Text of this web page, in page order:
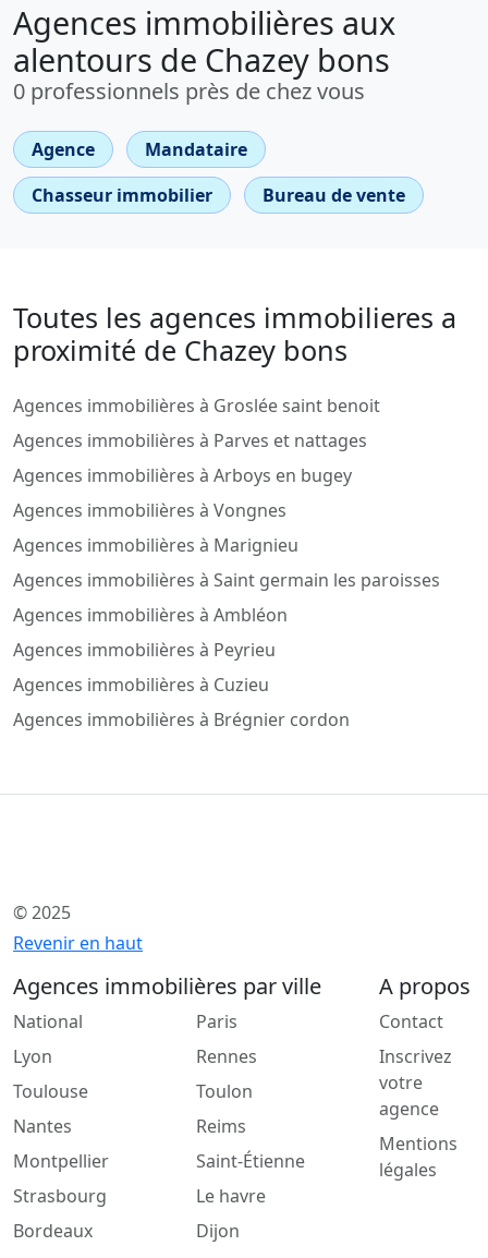
Agences immobilières aux
alentours de Chazey bons
0 professionnels près de chez vous
Agence
Mandataire
Chasseur immobilier
Bureau de vente
Toutes les agences immobilieres a
proximité de Chazey bons
Agences immobilières à Groslée saint benoit
Agences immobilières à Parves et nattages
Agences immobilières à Arboys en bugey
Agences immobilières à Vongnes
Agences immobilières à Marignieu
Agences immobilières à Saint germain les paroisses
Agences immobilières à Ambléon
Agences immobilières à Peyrieu
Agences immobilières à Cuzieu
Agences immobilières à Brégnier cordon
© 2025
Revenir en haut
Agences immobilières par ville
National
Lyon
Toulouse
Nantes
Montpellier
Strasbourg
Bordeaux
Paris
Rennes
Toulon
Reims
Saint-Étienne
Le havre
Dijon
A propos
Contact
Inscrivez
votre
agence
Mentions
légales